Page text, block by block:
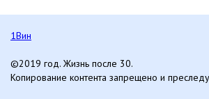
1Вин
©2019 год. Жизнь после 30.
Копирование контента запрещено и